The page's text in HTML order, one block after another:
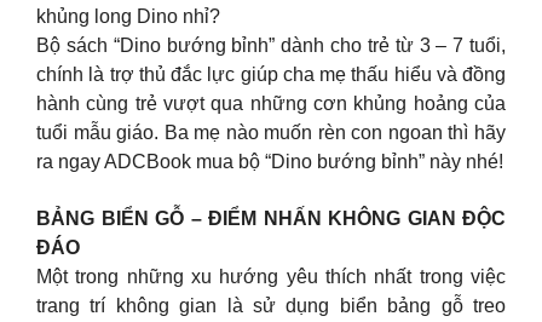
khủng long Dino nhỉ?
Bộ sách “Dino bướng bỉnh” dành cho trẻ từ 3 – 7 tuổi,
chính là trợ thủ đắc lực giúp cha mẹ thấu hiểu và đồng
hành cùng trẻ vượt qua những cơn khủng hoảng của
tuổi mẫu giáo. Ba mẹ nào muốn rèn con ngoan thì hãy
ra ngay ADCBook mua bộ “Dino bướng bỉnh” này nhé!
BẢNG BIỂN GỖ – ĐIỂM NHẤN KHÔNG GIAN ĐỘC
ĐÁO
Một trong những xu hướng yêu thích nhất trong việc
trang trí không gian là sử dụng biển bảng gỗ treo